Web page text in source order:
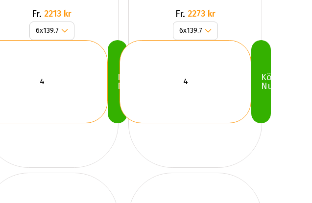
Fr. 2213 kr
Köp
Nu
Fr. 2273 kr
Köp
Nu